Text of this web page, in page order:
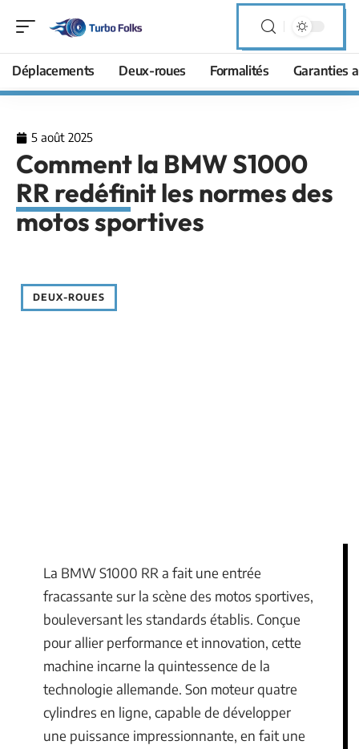
Déplacements Deux-roues Formalités Garanties
5 août 2025
Comment la BMW S1000
RR redéfinit les normes des
motos sportives
DEUX-ROUES
La BMW S1000 RR a fait une entrée
fracassante sur la scène des motos sportives,
bouleversant les standards établis. Conçue
pour allier performance et innovation, cette
machine incarne la quintessence de la
technologie allemande. Son moteur quatre
cylindres en ligne, capable de développer
une puissance impressionnante, en fait une